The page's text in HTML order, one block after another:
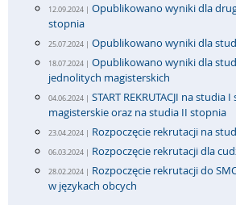
12.09.2024 | Opublikowano wyniki dla
stopnia
25.07.2024 | Opublikowano wyniki dla
18.07.2024 | Opublikowano wyniki dla
jednolitych magisterskich
04.06.2024 | START REKRUTACJI na
magisterskie oraz na studia II stopnia
23.04.2024 | Rozpoczęcie rekrutacji na
06.03.2024 | Rozpoczęcie rekrutacji dla
28.02.2024 | Rozpoczęcie rekrutacji do
w językach obcych